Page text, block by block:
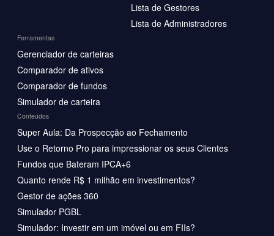
Lista de Gestores
Lista de Administradores
Ferramentas
Gerenciador de carteiras
Comparador de ativos
Comparador de fundos
Simulador de carteira
Conteúdos
Super Aula: Da Prospecção ao Fechamento
Use o Retorno Pro para impressionar os seus Clientes
Fundos que Bateram IPCA+6
Quanto rende R$ 1 milhão em investimentos?
Gestor de ações 360
Simulador PGBL
Simulador: Investir em um imóvel ou em FIIs?